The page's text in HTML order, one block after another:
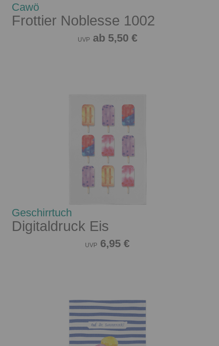
Cawö
Frottier Noblesse 1002
UVP ab 5,50 €
Geschirrtuch
Digitaldruck Eis
UVP 6,95 €